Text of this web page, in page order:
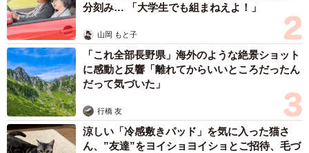
分刻み… 「大学生でも組まねえよ！」
山岡 もと子
「これ全部長野県」海外のような絶景ショット
に感動と反響「離れてからいいところだったん
だって気づいた」
行橋 友
涼しい「冷感敷きパッド」を気に入った猫さ
ん、”友達”をヨイショヨイショとご招待、毛づ